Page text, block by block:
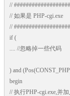
//
// 如果是 PHP-cgi.exe
//
if (
.... //忽略掉一些代码
) and
begin
// 执行PHP-cgi.exe,并